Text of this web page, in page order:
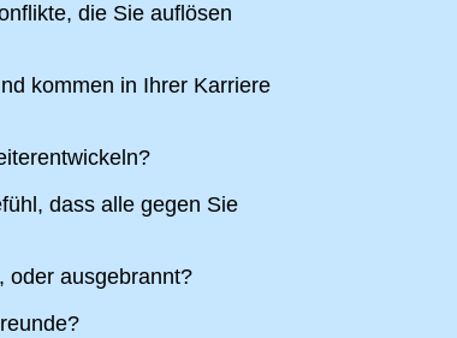
die Sie auflösen
kommen in Ihrer Karriere
dass alle gegen Sie
oder ausgebrannt?